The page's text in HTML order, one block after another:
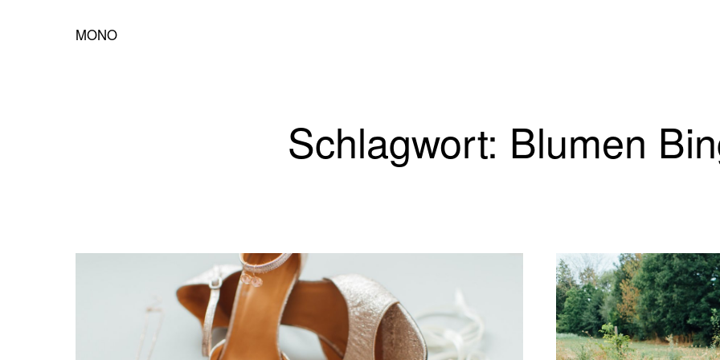
MONO
Schlagwort: Blumen